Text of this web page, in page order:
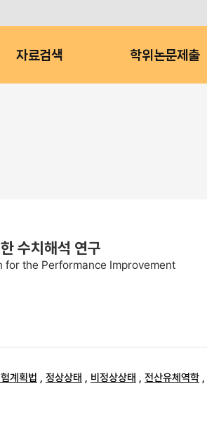
자료검색 학위논문제출
수치해석 연구
for the Performance Improvement
계획법 , 정상상태 , 비정상상태 , 전산유체역학 ,